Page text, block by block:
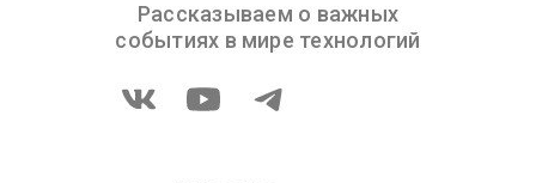
Рассказываем о важных
событиях в мире технологий